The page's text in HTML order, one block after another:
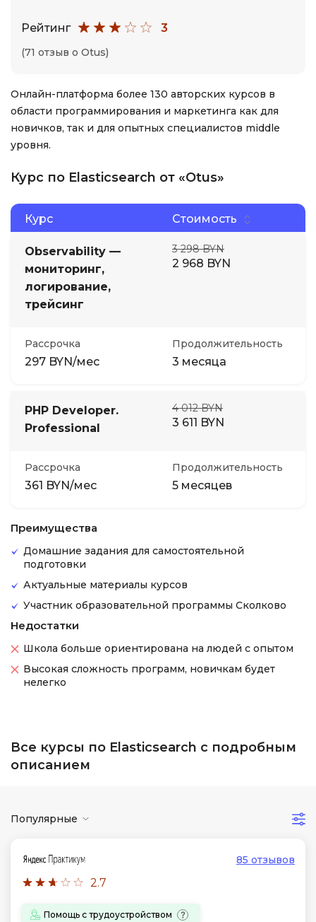
Рейтинг 3
(71 отзыв о Otus)
Онлайн-платформа более 130 авторских курсов в
области программирования и маркетинга как для
новичков, так и для опытных специалистов middle
уровня.
Курс по Elasticsearch от «Otus»
Курс Стоимость
Observability —
мониторинг,
логирование,
трейсинг
3 298 BYN
2 968 BYN
Рассрочка
297 BYN/мес
Продолжительность
3 месяца
PHP Developer.
Professional
4 012 BYN
3 611 BYN
Рассрочка
361 BYN/мес
Продолжительность
5 месяцев
Преимущества
Домашние задания для самостоятельной
подготовки
Актуальные материалы курсов
Участник образовательной программы Сколково
Недостатки
Школа больше ориентирована на людей с опытом
Высокая сложность программ, новичкам будет
нелегко
Все курсы по Elasticsearch с подробным
описанием
Популярные
2.7
85 отзывов
Помощь с трудоустройством